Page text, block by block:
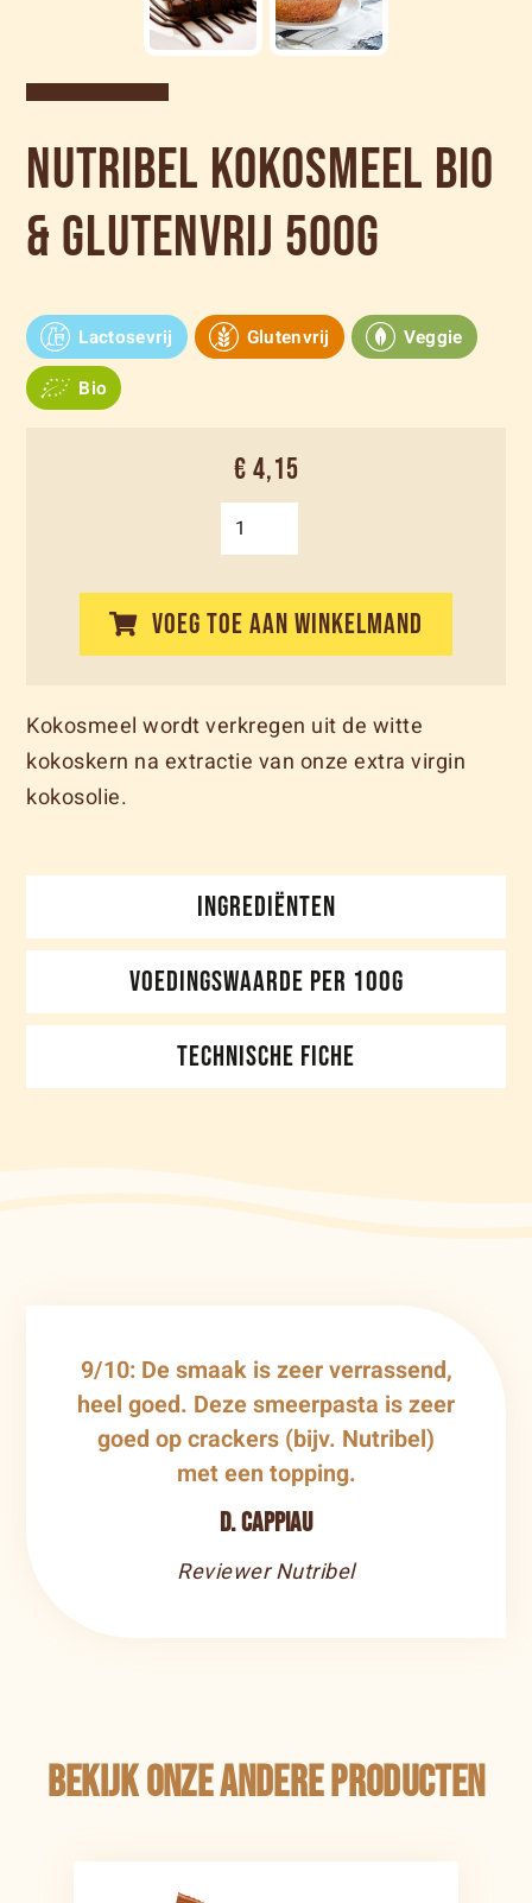
Nutribel Kokosmeel bio
& glutenvrij 500g
Lactosevrij Glutenvrij
Veggie
Bio
€ 4,15
VOEG TOE AAN WINKELMAND
Kokosmeel wordt verkregen uit de witte
kokoskern na extractie van onze extra virgin
kokosolie.
INGREDIËNTEN
VOEDINGSWAARDE PER 100G
TECHNISCHE FICHE
9/10: De smaak is zeer verrassend,
heel goed. Deze smeerpasta is zeer
goed op crackers (bijv. Nutribel)
met een topping.
D. Cappiau
Reviewer Nutribel
Bekijk onze andere producten